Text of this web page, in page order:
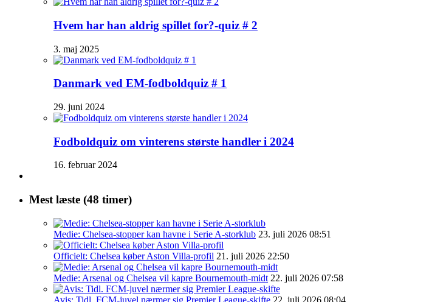
Hvem har han aldrig spillet for?-quiz # 2
3. maj 2025
Danmark ved EM-fodboldquiz # 1
29. juni 2024
Fodboldquiz om vinterens største handler i 2024
16. februar 2024
Mest læste (48 timer)
Medie: Chelsea-stopper kan havne i Serie A-storklub 23. juli 2026 08:51
Officielt: Chelsea køber Aston Villa-profil 21. juli 2026 22:50
Medie: Arsenal og Chelsea vil kapre Bournemouth-midt 22. juli 2026 07:58
Avis: Tidl. FCM-juvel nærmer sig Premier League-skifte 22. juli 2026 08:04